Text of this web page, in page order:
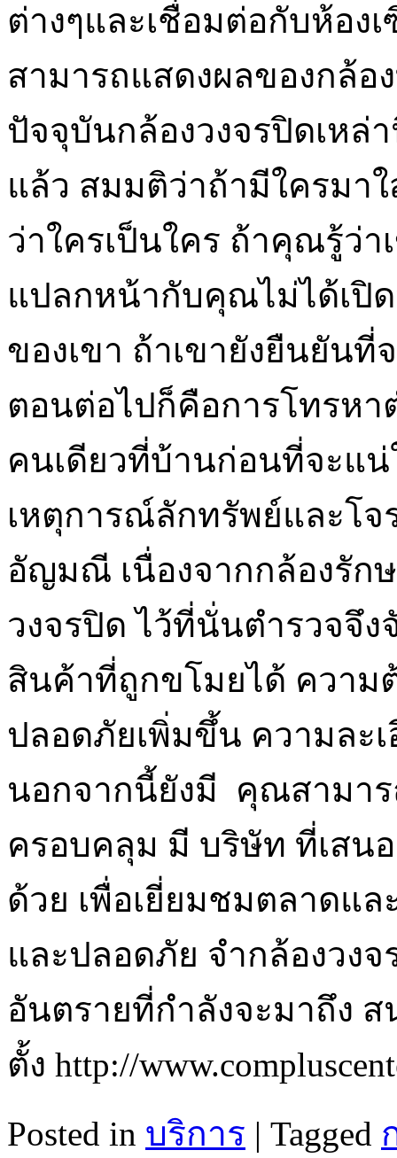
ต่างๆและเชื่อมต่อกับห้อง
สามารถแสดงผลของกล้อ
ปัจจุบันกล้องวงจรปิดเหล่
แล้ว สมมติว่าถ้ามีใครมา
ว่าใครเป็นใคร ถ้าคุณรู้ว่า
แปลกหน้ากับคุณไม่ได้เปิ
ของเขา ถ้าเขายังยืนยันที่
ตอนต่อไปก็คือการโทรห
คนเดียวที่บ้านก่อนที่จะแน่
เหตุการณ์ลักทรัพย์และโ
อัญมณี เนื่องจากกล้องรัก
วงจรปิด ไว้ที่นั่นตำรวจจึ
สินค้าที่ถูกขโมยได้ ความ
ปลอดภัยเพิ่มขึ้น ความละ
นอกจากนี้ยังมี คุณสามาร
ครอบคลุม มี บริษัท ที่เสน
ด้วย เพื่อเยี่ยมชมตลาดแ
และปลอดภัย จำกล้องวง
อันตรายที่กำลังจะมาถึง
ตั้ง http://
Posted in บริการ | Tagged